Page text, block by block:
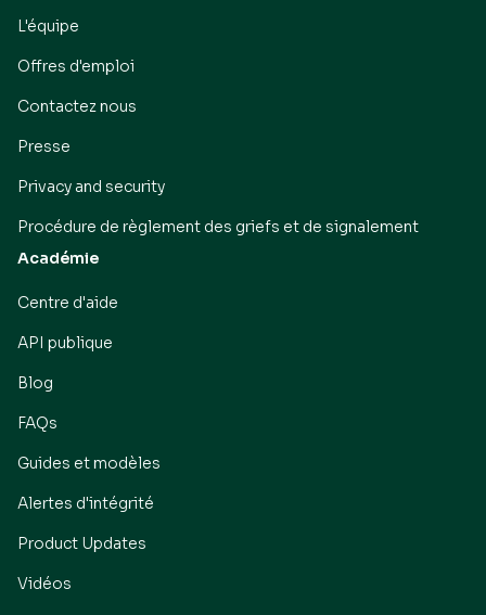
L'équipe
Offres d'emploi
Contactez nous
Presse
Privacy and security
Procédure de règlement des griefs et de signalement
Académie
Centre d'aide
API publique
Blog
FAQs
Guides et modèles
Alertes d'intégrité
Product Updates
Vidéos